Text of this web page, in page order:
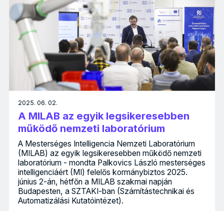
2025. 06. 02.
A MILAB az egyik legsikeresebben
működő nemzeti laboratórium
A Mesterséges Intelligencia Nemzeti Laboratórium
(MILAB) az egyik legsikeresebben működő nemzeti
laboratórium - mondta Palkovics László mesterséges
intelligenciáért (MI) felelős kormánybiztos 2025.
június 2-án, hétfőn a MILAB szakmai napján
Budapesten, a SZTAKI-ban (Számítástechnikai és
Automatizálási Kutatóintézet).